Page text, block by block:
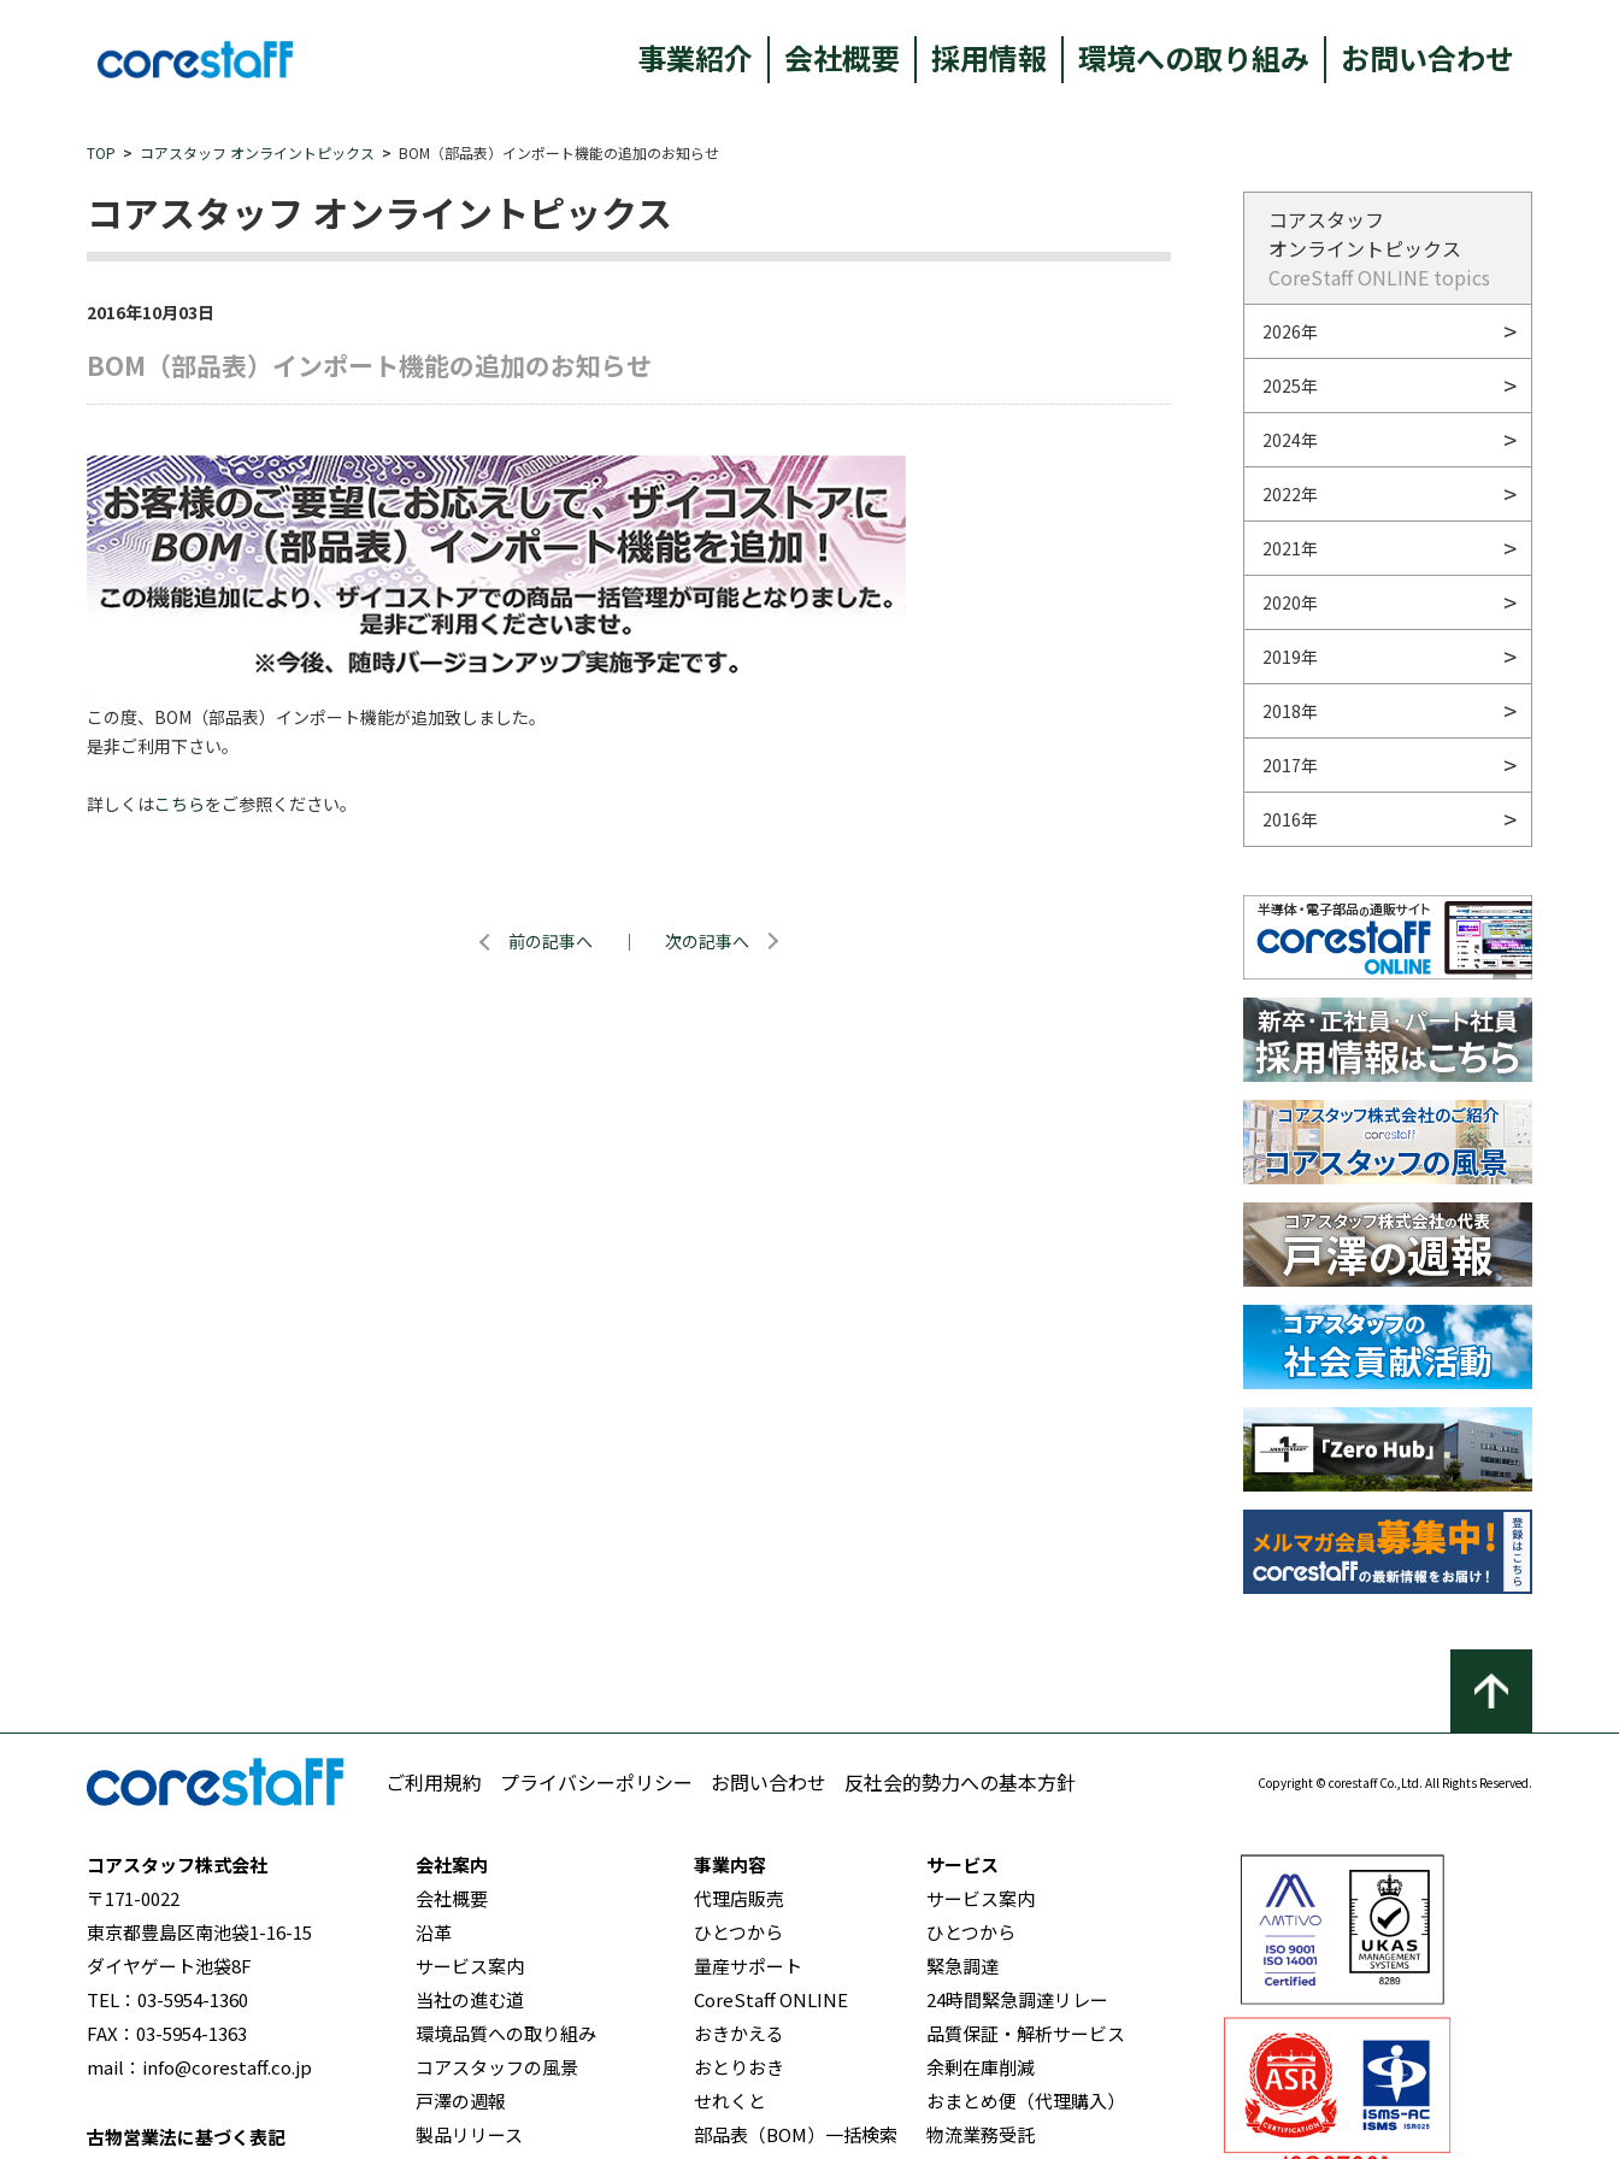
事業紹介 会社概要 採用情報 環境への取り組み お問い合わせ
TOP コアスタッフ オンライントピックス BOM（部品表）インポート機能の追加のお知らせ
コアスタッフ オンライントピックス
2016年10月03日
BOM（部品表）インポート機能の追加のお知らせ
この度、BOM（部品表）インポート機能が追加致しました。
是非ご利用下さい。
詳しくはこちらをご参照ください。
前の記事へ ｜ 次の記事へ
コアスタッフ
オンライントピックス
CoreStaff ONLINE topics
2026年
2025年
2024年
2022年
2021年
2020年
2019年
2018年
2017年
2016年
ご利用規約 プライバシーポリシー お問い合わせ 反社会的勢力への基本方針 Copyright © corestaff Co.,Ltd. All Rights Reserved.
コアスタッフ株式会社
〒171-0022
東京都豊島区南池袋1-16-15
ダイヤゲート池袋8F
TEL：03-5954-1360
FAX：03-5954-1363
mail：info@corestaff.co.jp
古物営業法に基づく表記
会社案内
会社概要
沿革
サービス案内
当社の進む道
環境品質への取り組み
コアスタッフの風景
戸澤の週報
製品リリース
事業内容
代理店販売
ひとつから
量産サポート
CoreStaff ONLINE
おきかえる
おとりおき
せれくと
部品表（BOM）一括検索
サービス
サービス案内
ひとつから
緊急調達
24時間緊急調達リレー
品質保証・解析サービス
余剰在庫削減
おまとめ便（代理購入）
物流業務受託